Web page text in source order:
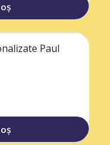
Paul